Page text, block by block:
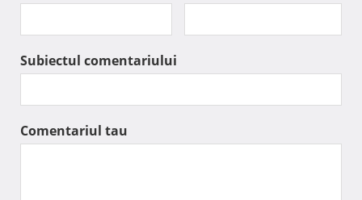
Subiectul comentariului
Comentariul tau